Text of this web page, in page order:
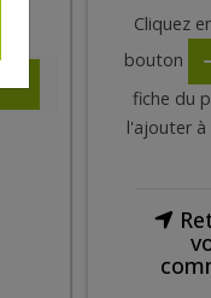
Cliquez
bouton
fiche du
l'ajouter